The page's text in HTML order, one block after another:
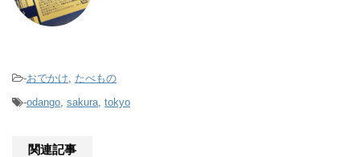
-おでかけ
たべもの
-odango sakura tokyo
関連記事